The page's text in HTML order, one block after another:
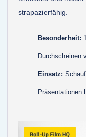
strapazierfähig.
Besonderheit:
Durchscheinen
Einsatz:
Präsentationen